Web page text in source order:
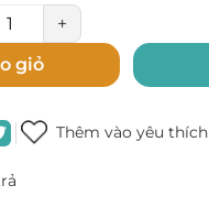
+
giỏ
Thêm vào yêu thích